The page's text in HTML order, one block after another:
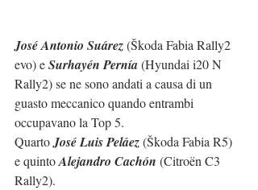
José Antonio Suárez (Škoda Fabia Rally2
evo) e Surhayén Pernía (Hyundai i20 N
Rally2) se ne sono andati a causa di un
guasto meccanico quando entrambi
occupavano la Top 5.
Quarto José Luis Peláez (Škoda Fabia R5)
e quinto Alejandro Cachón (Citroën C3
Rally2).